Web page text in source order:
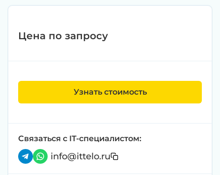
Цена по запросу
Узнать стоимость
Связаться с IT-специалистом:
info@ittelo.ru